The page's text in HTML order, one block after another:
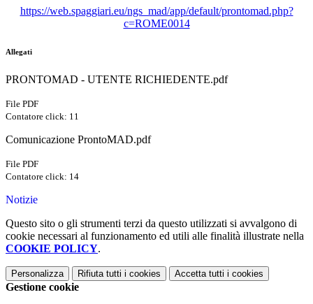
https://web.spaggiari.eu/ngs_mad/app/default/prontomad.php?
c=ROME0014
Allegati
PRONTOMAD - UTENTE RICHIEDENTE.pdf
File PDF
Contatore click: 11
Comunicazione ProntoMAD.pdf
File PDF
Contatore click: 14
Notizie
Questo sito o gli strumenti terzi da questo utilizzati si avvalgono di
cookie necessari al funzionamento ed utili alle finalità illustrate nella
COOKIE POLICY.
Personalizza Rifiuta tutti i cookies Accetta tutti i cookies
Gestione cookie